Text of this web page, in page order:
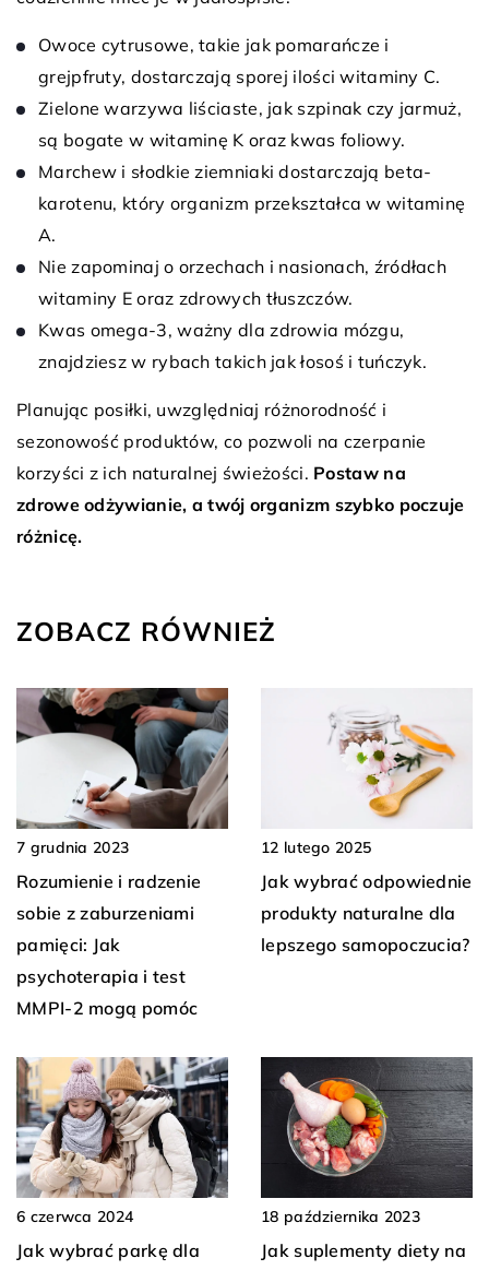
Owoce cytrusowe, takie jak pomarańcze i
grejpfruty, dostarczają sporej ilości witaminy C.
Zielone warzywa liściaste, jak szpinak czy jarmuż,
są bogate w witaminę K oraz kwas foliowy.
Marchew i słodkie ziemniaki dostarczają beta-
karotenu, który organizm przekształca w witaminę
A.
Nie zapominaj o orzechach i nasionach, źródłach
witaminy E oraz zdrowych tłuszczów.
Kwas omega-3, ważny dla zdrowia mózgu,
znajdziesz w rybach takich jak łosoś i tuńczyk.
Planując posiłki, uwzględniaj różnorodność i
sezonowość produktów, co pozwoli na czerpanie
korzyści z ich naturalnej świeżości. Postaw na
zdrowe odżywianie, a twój organizm szybko poczuje
różnicę.
ZOBACZ RÓWNIEŻ
7 grudnia 2023
Rozumienie i radzenie
sobie z zaburzeniami
pamięci: Jak
psychoterapia i test
MMPI-2 mogą pomóc
12 lutego 2025
Jak wybrać odpowiednie
produkty naturalne dla
lepszego samopoczucia?
6 czerwca 2024
Jak wybrać parkę dla
18 października 2023
Jak suplementy diety na